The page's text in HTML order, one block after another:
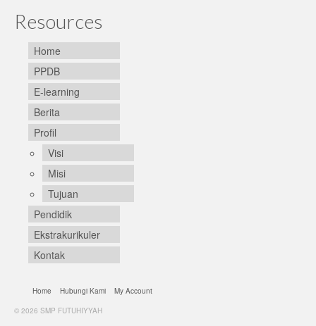
Resources
Home
PPDB
E-learning
Berita
Profil
Visi
Misi
Tujuan
Pendidik
Ekstrakurikuler
Kontak
Home Hubungi Kami
My Account
© 2026 SMP FUTUHIYYAH